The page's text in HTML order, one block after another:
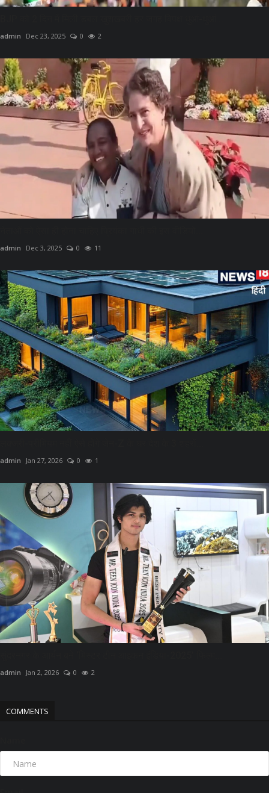
admin Dec 23, 2025 0 2
admin Dec 3, 2025 0 11
admin Jan 27, 2026 0 1
admin Jan 2, 2026 0 2
COMMENTS